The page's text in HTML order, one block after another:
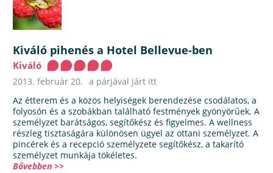
Kiváló pihenés a Hotel Bellevue-ben
Kiváló
2013. február 20. a párjával járt itt
Az étterem és a közös helyiségek berendezése csodálatos, a
folyosón és a szobákban található festmények gyönyörűek. A
személyzet barátságos, segítőkész és figyelmes. A wellness
részleg tisztaságára különösen ügyel az ottani személyzet. A
pincérek és a recepció személyzete segítőkész, a takarító
személyzet munkája tökéletes.
Bővebben >>